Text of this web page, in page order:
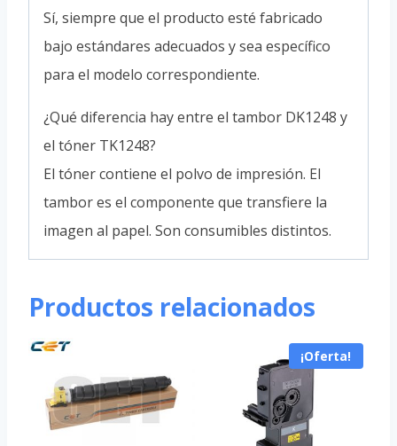
Sí, siempre que el producto esté fabricado
bajo estándares adecuados y sea específico
para el modelo correspondiente.
¿Qué diferencia hay entre el tambor DK1248 y
el tóner TK1248?
El tóner contiene el polvo de impresión. El
tambor es el componente que transfiere la
imagen al papel. Son consumibles distintos.
Productos relacionados
¡Oferta!